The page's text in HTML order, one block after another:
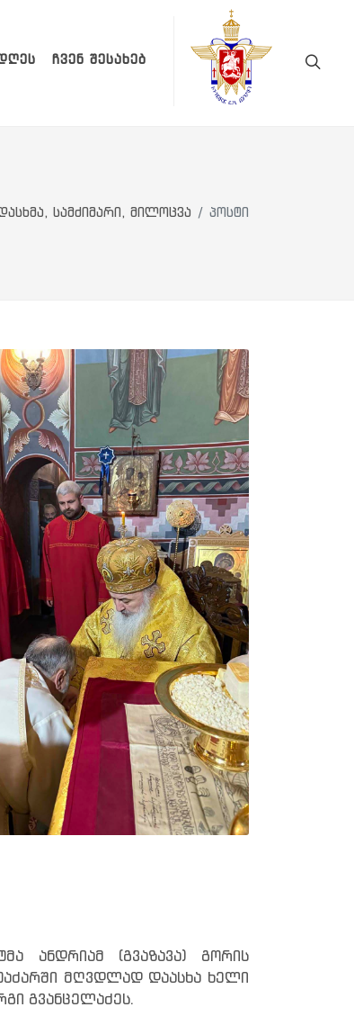
ᲩᲕᲔᲜ ᲨᲔᲡᲐᲮᲔᲑ
სამძიმარი, მილოცვა პოსტი
ანდრიამ (გვაზავა) გორის
მღვდლად დაასხა ხელი
გვანცელაძეს.